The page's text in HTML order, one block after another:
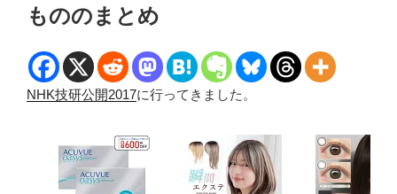
もののまとめ
NHK技研公開2017に行ってきました。